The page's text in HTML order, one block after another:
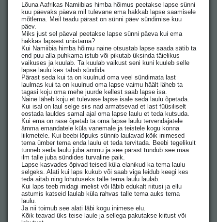
Lõuna Aafrikas Namiibias himba hõimus peetakse lapse sünni
kuu päevaks päeva mil tulevane ema hakkab lapse saamisele
mõtlema. Meil teadu pärast on sünni päev sündimise kuu
päev.
Miks just sel päeval peetakse lapse sünni päeva kui ema
hakkas lapsest unistama? ⠀
Kui Namiibia himba hõimu naine otsustab lapse saada sätib ta
end puu alla puhkama istub või pikutab üksinda täielikus
vaikuses ja kuulab. Ta kuulab vaikust seni kuni kuuleb selle
lapse laulu kes tahab sündida.
Pärast seda kui ta on kuulnud oma veel sündimata last
laulmas kui ta on kuulnud oma lapse vaimu häält läheb ta
tagasi koju oma mehe juurde kellest saab lapse isa.
Naine läheb koju et tulevase lapse isale seda laulu õpetada.
Kui isal on laul selge siis nad armatsevad et last füüsiliselt
eostada lauldes samal ajal oma lapse laulu et teda kutsuda. ⠀
Kui ema on rase õpetab ta oma lapse laulu tervendajatele
ämma emandatele küla vanemale ja teistele kogu konna
liikmetele. Kui beebi lõpuks sünnib laulavad kõik inimesed
tema ümber tema enda laulu et teda tervitada. Beebi tegelikult
tunneb seda laulu juba ammu ja see pärast tundub see maa
ilm talle juba sündides turvaline paik.
Lapse kasvades õpivad teised küla elanikud ka tema laulu
selgeks. Alati kui laps kukub või saab viga leidub keegi kes
teda aitab ning lohutuseks talle tema laulu laulab.
Kui laps teeb midagi imelist või läbib edukalt riitusi ja ellu
astumis katseid laulab küla rahvas talle tema auks tema
laulu.
Ja nii toimub see alati läbi kogu inimese elu.
Kõik teavad üks teise laule ja sellega pakutakse kiitust või